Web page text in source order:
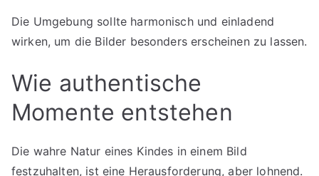
Die Umgebung sollte harmonisch und einladend
wirken, um die Bilder besonders erscheinen zu lassen.
Wie authentische
Momente entstehen
Die wahre Natur eines Kindes in einem Bild
festzuhalten, ist eine Herausforderung, aber lohnend.